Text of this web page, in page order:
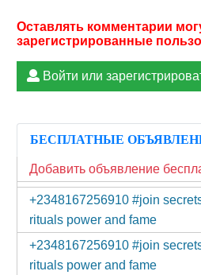
Войти или
БЕСПЛАТНЫЕ
Добавить объявление
+2348167256910 #join
rituals power and fame
+2348167256910 #join
rituals power and fame